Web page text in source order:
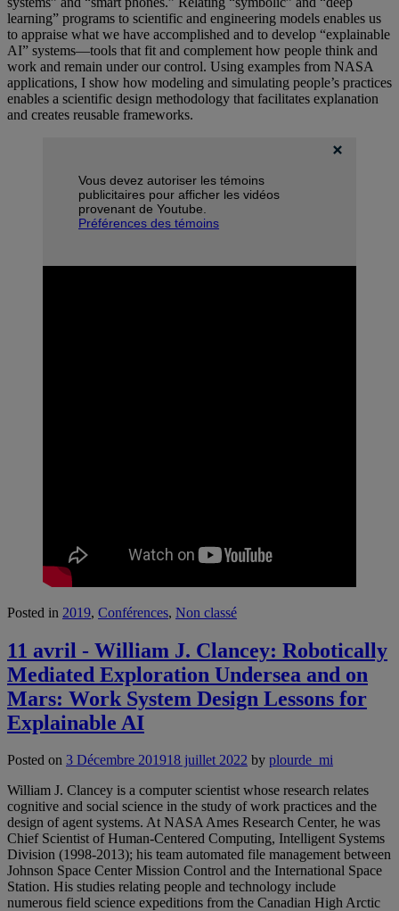
learning” programs to scientific and engineering models enables us
to appraise what we have accomplished and to develop “explainable
AI” systems—tools that fit and complement how people think and
work and remain under our control. Using examples from NASA
applications, I show how modeling and simulating people’s practices
enables a scientific design methodology that facilitates explanation
and creates reusable frameworks.
Vous devez autoriser les témoins
publicitaires pour afficher les vidéos
provenant de Youtube.
Préférences des témoins
Posted in 2019, Conférences, Non classé
11 avril - William J. Clancey: Robotically
Mediated Exploration Undersea and on
Mars: Work System Design Lessons for
Explainable AI
Posted on 3 Décembre 201918 juillet 2022 by plourde_mi
William J. Clancey is a computer scientist whose research relates
cognitive and social science in the study of work practices and the
design of agent systems. At NASA Ames Research Center, he was
Chief Scientist of Human-Centered Computing, Intelligent Systems
Division (1998-2013); his team automated file management between
Johnson Space Center Mission Control and the International Space
Station. His studies relating people and technology include
numerous field science expeditions from the Canadian High Arctic